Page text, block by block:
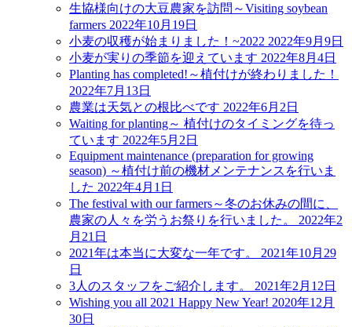
生協様向けの大豆農家を訪問～Visiting soybean
farmers 2022年10月19日
小麦の収穫が始まりました！~2022 2022年9月9日
小麦が実りの季節を迎えています 2022年8月4日
Planting has completed!～植付けが終わりました！
2022年7月13日
農業は天気との根比べです 2022年6月2日
Waiting for planting～ 植付けのタイミングを待っ
ています 2022年5月2日
Equipment maintenance (preparation for growing
season) ～植付け前の機材メンテナンスを行いま
した 2022年4月1日
The festival with our farmers～冬のお休みの間に、
農家の人々を労うお祭りを行いました。
2022年2
月21日
2021年は本当に大変な一年です。
2021年10月29
日
3人のスタッフをご紹介します。
2021年2月12日
Wishing you all 2021 Happy New Year! 2020年12月
30日